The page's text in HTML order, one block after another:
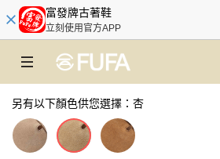
富發牌古著鞋
立刻使用官方APP
另有以下顏色供您選擇：杏